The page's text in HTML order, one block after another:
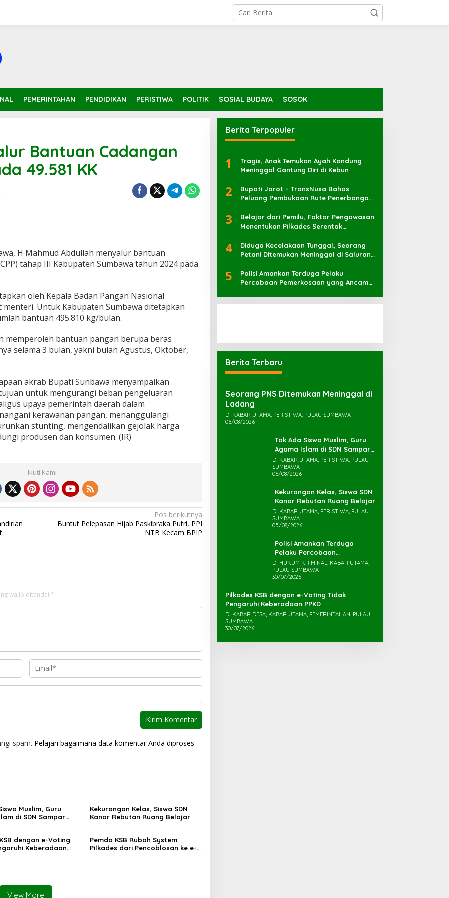
PEMERINTAHAN PENDIDIKAN PERISTIWA POLITIK SOSIAL BUDAYA SOSOK
Bantuan Cadangan
49.581 KK
H Mahmud Abdullah menyalur bantuan
tahap III Kabupaten Sumbawa tahun 2024 pada
oleh Kepala Badan Pangan Nasional
Untuk Kabupaten Sumbawa ditetapkan
bantuan 495.810 kg/bulan.
memperoleh bantuan pangan berupa beras
selama 3 bulan, yakni bulan Agustus, Oktober,
akrab Bupati Sunbawa menyampaikan
untuk mengurangi beban pengeluaran
upaya pemerintah daerah dalam
kerawanan pangan, menanggulangi
stunting, mengendalikan gejolak harga
produsen dan konsumen. (IR)
Ikuti Kami
Pos berikutnya
Buntut Pelepasan Hijab Paskibraka Putri, PPI
NTB Kecam BPIP
wajib ditandai *
spam. Pelajari bagaimana data komentar Anda diproses
Muslim, Guru
di SDN Sampar
Kekurangan Kelas, Siswa SDN
Kanar Rebutan Ruang Belajar
dengan e-Voting
Keberadaan
Pemda KSB Rubah System
Pilkades dari Pencoblosan ke e-
View More
Berita Terpopuler
1
Tragis, Anak Temukan Ayah Kandung
Meninggal Gantung Diri di Kebun
2
Bupati Jarot – TransNusa Bahas
Peluang Pembukaan Rute Penerbangan
Kaharuddin
3
Belajar dari Pemilu, Faktor Pengawasan
Menentukan Pilkades Serentak
4
Diduga Kecelakaan Tunggal, Seorang
Petani Ditemukan Meninggal di Saluran
5
Polisi Amankan Terduga Pelaku
Percobaan Pemerkosaan yang Ancam
Berita Terbaru
Seorang PNS Ditemukan Meninggal di
Ladang
Di KABAR UTAMA, PERISTIWA, PULAU SUMBAWA
06/08/2026
Tak Ada Siswa Muslim, Guru
Agama Islam di SDN Sampar
Maras Terkatung-katung ‎
Di KABAR UTAMA, PERISTIWA, PULAU
SUMBAWA
06/08/2026
Kekurangan Kelas, Siswa SDN
Kanar Rebutan Ruang Belajar
Di KABAR UTAMA, PERISTIWA, PULAU
SUMBAWA
05/08/2026
Polisi Amankan Terduga
Pelaku Percobaan
Pemerkosaan yang Ancam
Korban dengan Parang
Di HUKUM KRIMINAL, KABAR UTAMA,
PULAU SUMBAWA
30/07/2026
Pilkades KSB dengan e-Voting Tidak
Pengaruhi Keberadaan PPKD
Di KABAR DESA, KABAR UTAMA, PEMERINTAHAN, PULAU
SUMBAWA
30/07/2026